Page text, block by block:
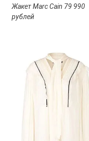
Жакет Marc Cain 79 990
рублей